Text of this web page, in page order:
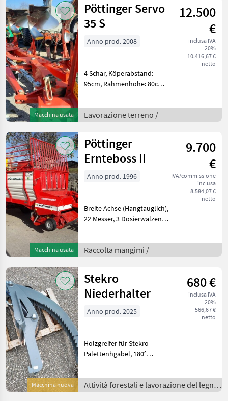
Macchina usata
Pöttinger Servo
35 S
12.500
€
inclusa IVA
20%
10.416,67 €
netto
Anno prod. 2008
4 Schar, Köperabstand:
95cm, Rahmenhöhe: 80cm,
Doppelstastrad STAHL,
Anlagenschoner hinten
Numero di vome
Lavorazione terreno /
Macchina usata
Pöttinger
Ernteboss II
9.700
€
IVA/commissione
inclusa
8.584,07 €
netto
Anno prod. 1996
Breite Achse (Hangtauglich),
22 Messer, 3 Dosierwalzen,
Hydraulisch, sehr schöner
Zustand Numero di assi (co
Raccolta mangimi /
Macchina nuova
Stekro
Niederhalter
680 €
inclusa IVA
20%
566,67 €
netto
Anno prod. 2025
Holzgreifer für Stekro
Palettenhgabel, 180°
legno Pinze per tronchi
Attività forestali e lavorazione del legno
/